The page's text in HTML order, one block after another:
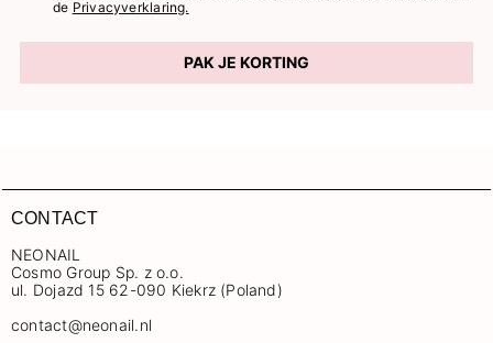
de Privacyverklaring.
PAK JE KORTING
CONTACT
NEONAIL
Cosmo Group Sp. z o.o.
ul. Dojazd 15 62-090 Kiekrz (Poland)
contact@neonail.nl